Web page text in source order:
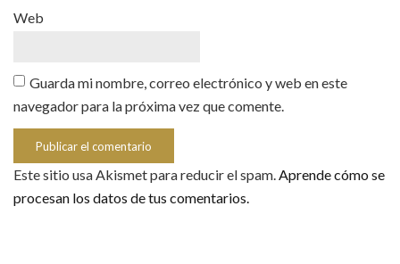
Web
Guarda mi nombre, correo electrónico y web en este
navegador para la próxima vez que comente.
Este sitio usa Akismet para reducir el spam.Aprende cómo se
procesan los datos de tus comentarios.